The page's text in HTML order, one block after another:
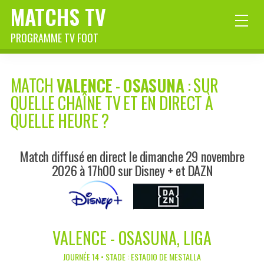
MATCHS TV
PROGRAMME TV FOOT
MATCHVALENCE-OSASUNA: SUR
QUELLE CHAÎNE TV ET EN DIRECT À
QUELLE HEURE ?
Match diffusé en direct le dimanche 29 novembre
2026 à 17h00 sur Disney + et DAZN
VALENCE - OSASUNA, LIGA
JOURNÉE 14 • STADE : ESTADIO DE MESTALLA